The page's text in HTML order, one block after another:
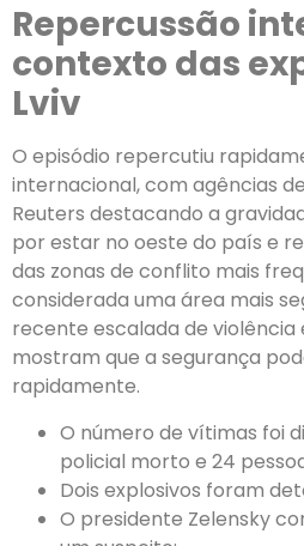
Repercussão
contexto das
Lviv
O episódio repercutiu
internacional, com agências
Reuters destacando a
por estar no oeste do país e
das zonas de conflito mais
considerada uma área mais
recente escalada de violência
mostram que a segurança
rapidamente.
O número de vítimas foi
policial morto e 24
Dois explosivos foram
O presidente Zelensky